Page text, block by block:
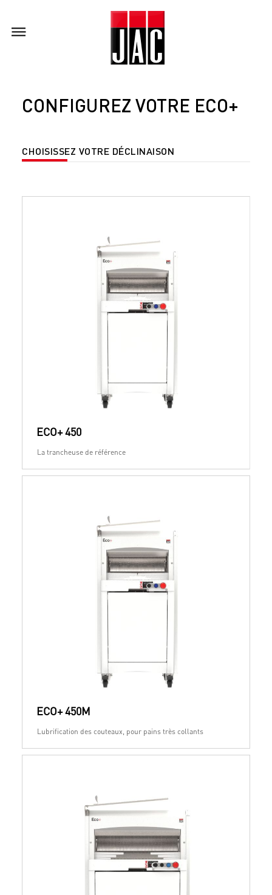
CONFIGUREZ VOTRE ECO+
CHOISISSEZ VOTRE DÉCLINAISON
ECO+ 450
La trancheuse de référence
ECO+ 450M
Lubrification des couteaux, pour pains très collants